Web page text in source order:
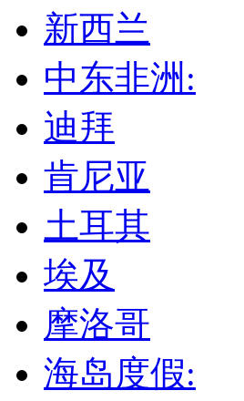
新西兰
中东非洲:
迪拜
肯尼亚
土耳其
埃及
摩洛哥
海岛度假: